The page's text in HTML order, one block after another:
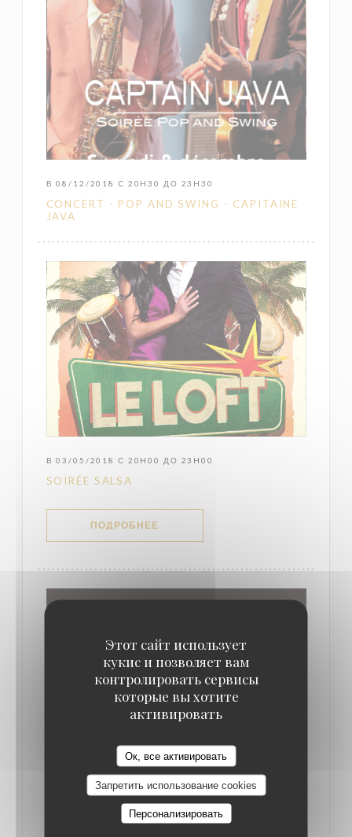
Этот сайт использует
кукис и позволяет вам
контролировать сервисы
которые вы хотите
активировать
Ок, все активировать
Запретить использование cookies
Персонализировать
В 08/12/2018 С 20H30 ДО 23H30
CONCERT - POP AND SWING - CAPITAINE
JAVA
В 03/05/2018 С 20H00 ДО 23H00
SOIRÉE SALSA
ПОДРОБНЕЕ
В 26/04/2018 С 20H30 ДО 23H00
SOIRÉE HYPNOSE